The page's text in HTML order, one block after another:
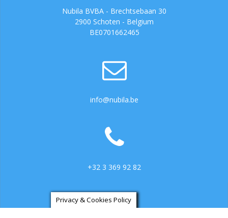
Nubila BVBA - Brechtsebaan 30
2900 Schoten - Belgium
BE0701662465
info@nubila.be
+32 3 369 92 82
Privacy & Cookies Policy